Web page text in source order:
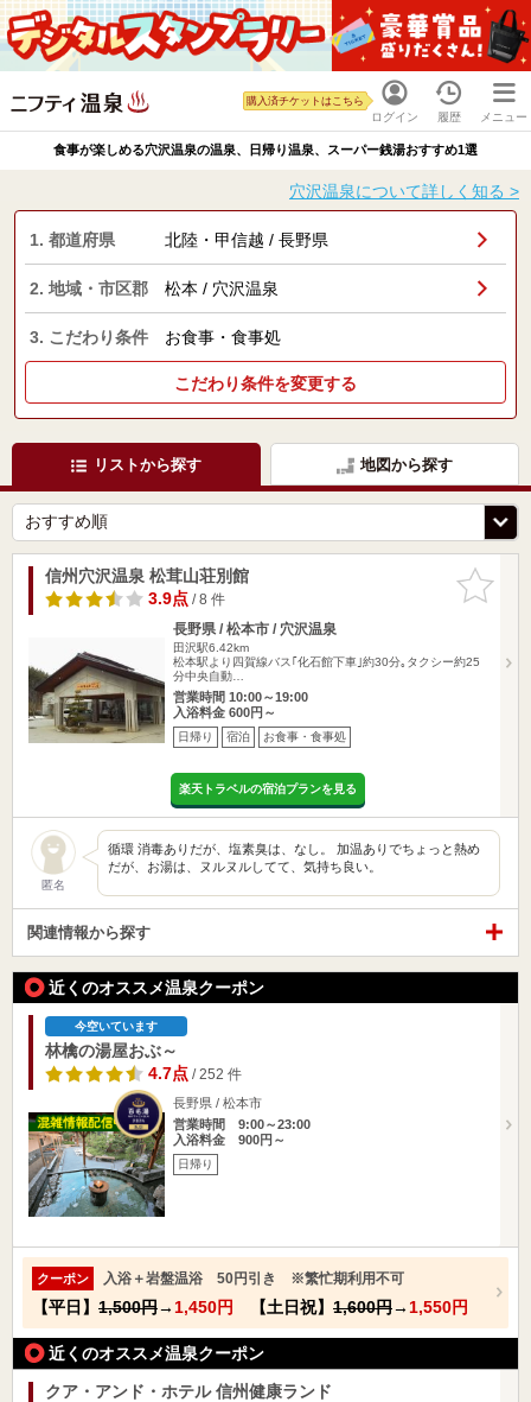
ログイン
購入済チケットはこちら
履歴 メニュー
食事が楽しめる穴沢温泉の温泉、日帰り温泉、スーパー銭湯おすすめ1選
穴沢温泉について詳しく知る >
1. 都道府県 北陸・甲信越 / 長野県
2. 地域・市区郡 松本 / 穴沢温泉
3. こだわり条件 お食事・食事処
こだわり条件を変更する
リストから探す 地図から探す
お気に入
りに追加
信州穴沢温泉 松茸山荘別館
3.9点/ 8 件
長野県 / 松本市 / 穴沢温泉
田沢駅6.42km
松本駅より四賀線バス｢化石館下車｣約30分｡タクシー約25
分中央自動…
営業時間 10:00～19:00
入浴料金 600円～
日帰り 宿泊 お食事・食事処
楽天トラベルの宿泊プランを見る
匿名
循環 消毒ありだが、塩素臭は、なし。 加温ありでちょっと熱め
だが、お湯は、ヌルヌルしてて、気持ち良い。
関連情報から探す
近くのオススメ温泉クーポン
今空いています
林檎の湯屋おぶ～
4.7点/ 252 件
長野県 / 松本市
営業時間 9:00～23:00
入浴料金 900円～
日帰り
クーポン 入浴＋岩盤温浴 50円引き ※繁忙期利用不可
【平日】 1,500円→ 1,450円 【土日祝】 1,600円→ 1,550円
近くのオススメ温泉クーポン
クア・アンド・ホテル 信州健康ランド